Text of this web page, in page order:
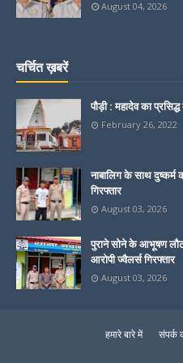
August 04, 2026
चर्चित ख़बरें
पौड़ी : महादेव का
February 26, 2022
नाबालिग के साथ
गिरफ्तार
August 03, 2026
पुराने सोने के आभूषण
आरोपी ज्वैलर्स गिरफ्तार
August 03, 2026
हमारे बारे में संपर्क